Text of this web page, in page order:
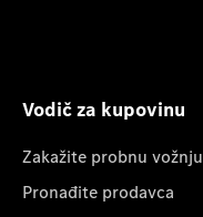
Vodič za kupovinu
Zakažite probnu vožnju
Pronađite prodavca